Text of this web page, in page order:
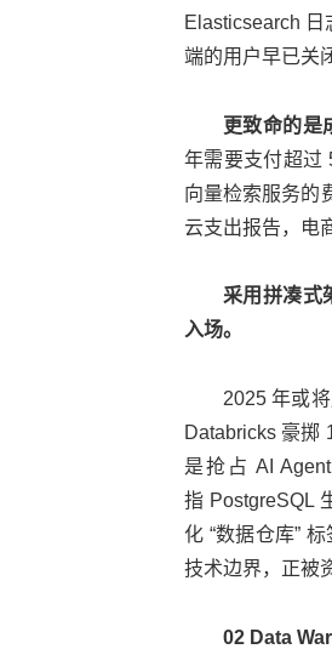
Elasticsearch
端的用户早已关
更致命的是
年需要支付超过
向量检索服务的
云支出报告，电
采用拼凑式
入场。
2025 年或
Databricks 豪掷
是抢占 AI
指 PostgreSQL
化 “数据仓库”
技术边界，正被
02 Data